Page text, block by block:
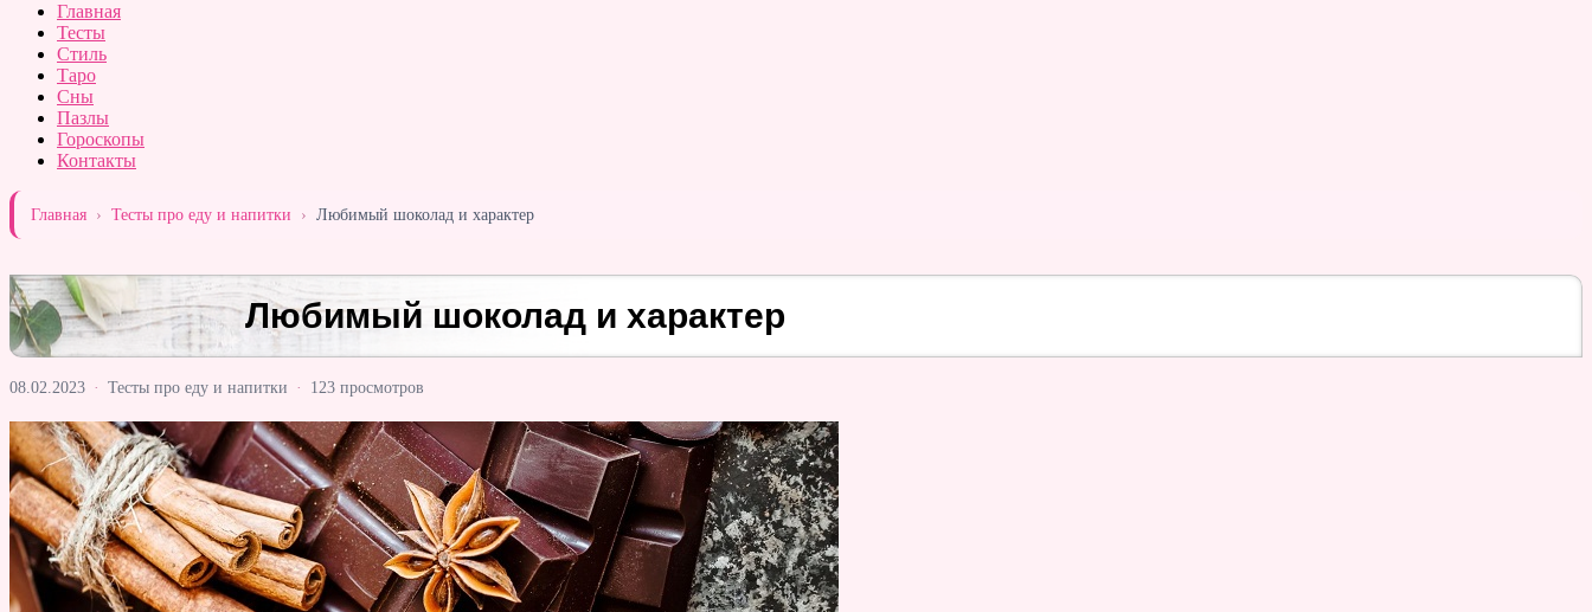
Главная
Тесты
Стиль
Таро
Сны
Пазлы
Гороскопы
Контакты
Главная › Тесты про еду и напитки › Любимый шоколад и характер
Любимый шоколад и характер
08.02.2023 · Тесты про еду и напитки · 123 просмотров